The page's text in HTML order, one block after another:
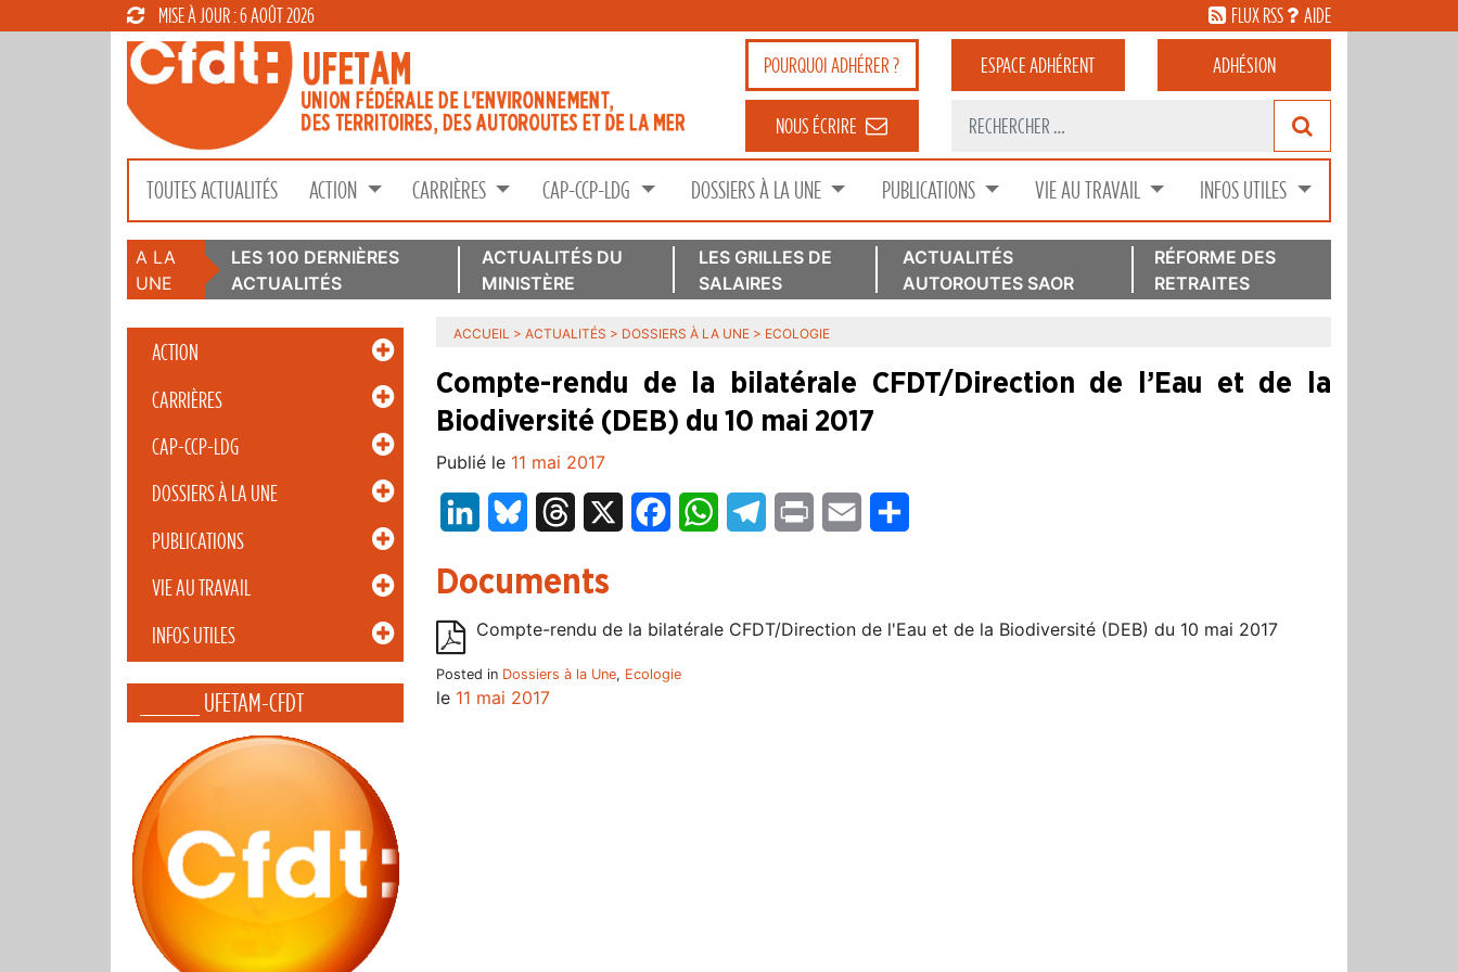
MISE À JOUR : 6 AOÛT 2026 FLUX RSS AIDE
POURQUOIADHÉRER ? ESPACEADHÉRENT ADHÉSION
NOUS ÉCRIRE
TOUTES ACTUALITÉS ACTION CARRIÈRES CAP-CCP-LDG DOSSIERS À LA UNE PUBLICATIONS VIE AU TRAVAIL INFOS UTILES
A LA
UNE
LES 100 DERNIÈRES
ACTUALITÉS
ACTUALITÉS DU
MINISTÈRE
LES GRILLES DE
SALAIRES
ACTUALITÉS
AUTOROUTES SAOR
RÉFORME DES
RETRAITES
ACTION
CARRIÈRES
CAP-CCP-LDG
DOSSIERS À LA UNE
PUBLICATIONS
VIE AU TRAVAIL
INFOS UTILES
_____ UFETAM-CFDT
ACCUEIL > ACTUALITÉS > DOSSIERS À LA UNE > ECOLOGIE
Compte-rendu de la bilatérale CFDT/Direction de l’Eau et de la
Biodiversité (DEB) du 10 mai 2017
Publié le 11 mai 2017
LinkedInBluesky Threads FacebookWhatsAppTelegram
Print Email
Documents
Compte-rendu de la bilatérale CFDT/Direction de l'Eau et de la Biodiversité (DEB) du 10 mai 2017
Posted in Dossiers à la Une, Ecologie
le 11 mai 2017